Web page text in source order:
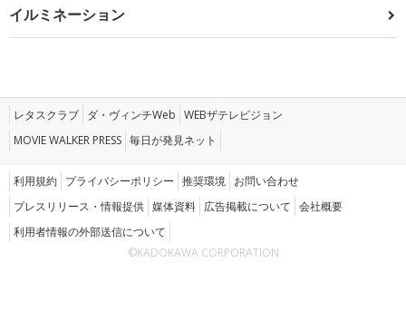
イルミネーション
レタスクラブ ダ・ヴィンチWeb WEBザテレビジョン
MOVIE WALKER PRESS 毎日が発見ネット
利用規約 プライバシーポリシー 推奨環境 お問い合わせ
プレスリリース・情報提供 媒体資料 広告掲載について 会社概要
利用者情報の外部送信について
©KADOKAWA CORPORATION